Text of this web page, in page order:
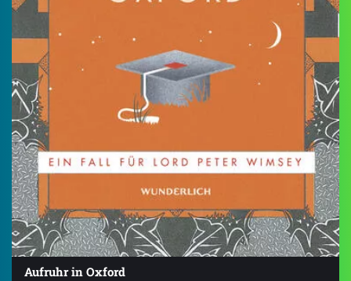
Aufruhr in Oxford